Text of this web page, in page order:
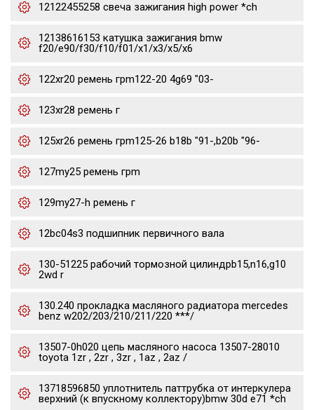
12122455258 свеча зажигания high power *ch
12138616153 катушка зажигания bmw
f20/e90/f30/f10/f01/x1/x3/x5/x6
122xr20 ремень грm122-20 4g69 "03-
123xr28 ремень г
125xr26 ремень грm125-26 b18b "91-,b20b "96-
127my25 ремень грm
129my27-h ремень г
12bc04s3 подшипник первичного вала
130-51225 рабочий тормозной цилиндрb15,n16,g10
2wd r
130.240 прокладка масляного радиатора mercedes
benz w202/203/210/211/220 ***/
13507-0h020 цепь масляного насоса 13507-28010
toyota 1zr , 2zr , 3zr , 1az , 2az /
13718596850 уплотнитель паттрубка от интеркулера
верхний (к впускному коллектору)bmw 30d e71 *ch